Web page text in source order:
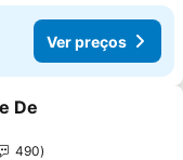
Ver preços
aos favoritos
De
490